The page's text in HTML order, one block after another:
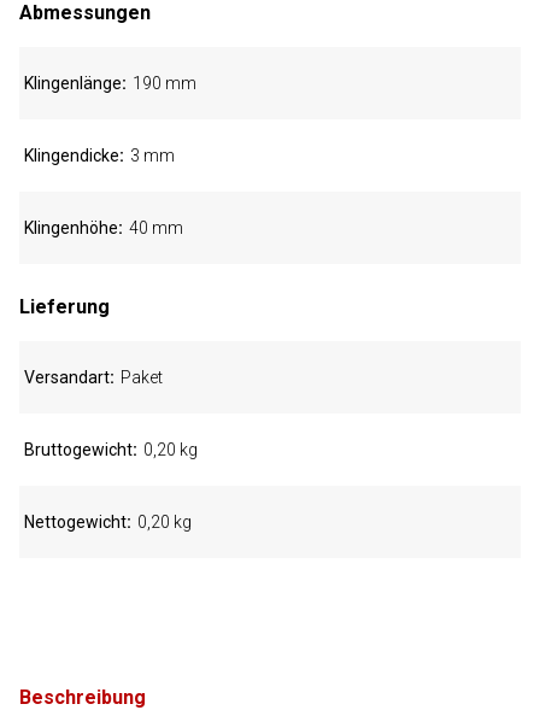
Beschreibung
Abmessungen
Klingenlänge 190 mm
Klingendicke 3 mm
Klingenhöhe 40 mm
Lieferung
Versandart Paket
Bruttogewicht 0,20 kg
Nettogewicht 0,20 kg